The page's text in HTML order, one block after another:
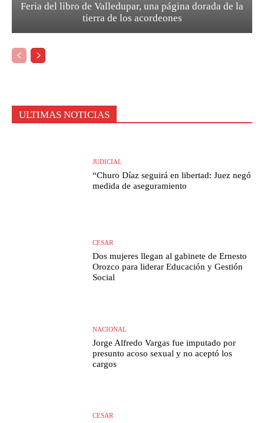
Feria del libro de Valledupar, una página dorada de la
tierra de los acordeones
ULTIMAS NOTICIAS
JUDICIAL
“Churo Díaz seguirá en libertad: Juez negó
medida de aseguramiento
CESAR
Dos mujeres llegan al gabinete de Ernesto
Orozco para liderar Educación y Gestión
Social
NACIONAL
Jorge Alfredo Vargas fue imputado por
presunto acoso sexual y no aceptó los
cargos
CESAR